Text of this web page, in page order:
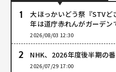
大ほっかいどう祭『STVど
年は道庁赤れんがガーデン
2026/08/03 12:30
NHK、2026年度後半期の
2026/07/29 17:00